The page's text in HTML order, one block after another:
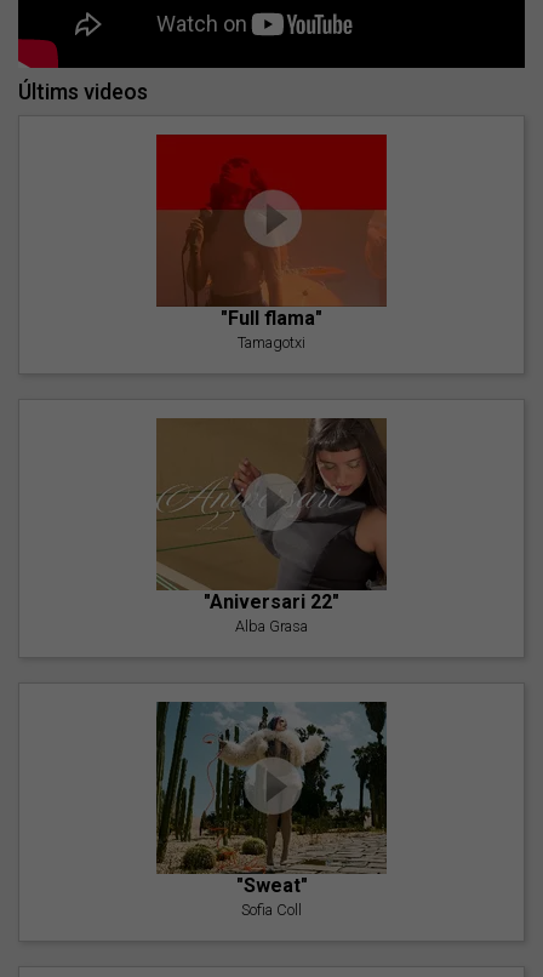
Últims videos
"Full flama"
Tamagotxi
"Aniversari 22"
Alba Grasa
"Sweat"
Sofia Coll